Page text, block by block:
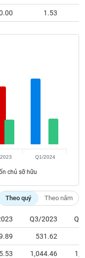
1.53
chủ sỡ hữu
Q1/2024
Theo quý Theo năm
Q3/2023
531.62
1,044.46
quan Cổ đông lớn